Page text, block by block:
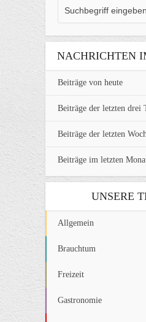
NACHRICHTEN
Beiträge von heute
Beiträge der letzten drei
Beiträge der letzten
Beiträge im letzten
UNSERE
Allgemein
Brauchtum
Freizeit
Gastronomie